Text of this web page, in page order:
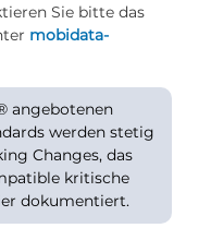
Sie bitte das
mobidata-
angebotenen
werden stetig
Changes, das
kritische
dokumentiert.